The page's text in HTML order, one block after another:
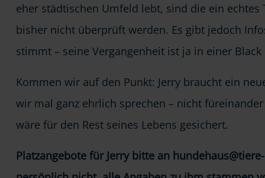
eher städtischen Umfeld lebt, sind die ein
bisher nicht überprüft werden. Es gibt jedoch
stimmt – seine Vergangenheit ist ja in einer
Kommen wir auf den Punkt: Jerry braucht ein
wir mal ganz ehrlich sprechen – nicht
wäre für den Rest seines Lebens gesichert.
Platzangebote für Jerry bitte an